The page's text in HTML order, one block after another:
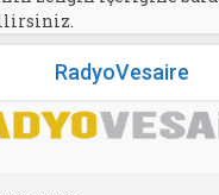
RadyoVesaire